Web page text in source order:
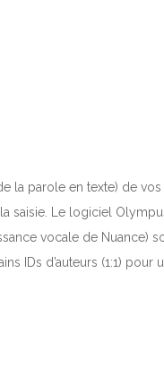
la parole en texte) de
saisie. Le logiciel
vocale de Nuance)
IDs d’auteurs (1:1) pour